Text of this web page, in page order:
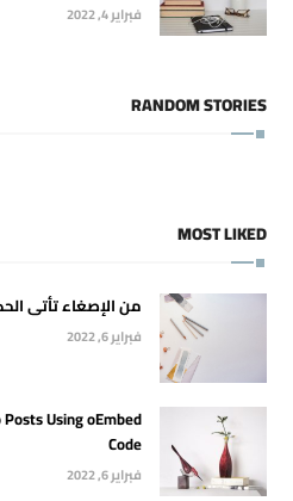
فبراير 4, 2022
RANDOM STORIES
MOST LIKED
من الإصغاء تأتى
فبراير 6, 2022
Using oEmbed
Code
فبراير 6, 2022